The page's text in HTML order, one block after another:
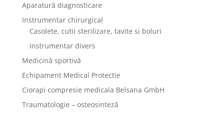
Aparatură diagnosticare
Instrumentar chirurgical
Casolete, cutii sterilizare, tavite si boluri
Instrumentar divers
Medicină sportivă
Echipament Medical Protectie
Ciorapi compresie medicala Belsana GmbH
Traumatologie – osteosinteză